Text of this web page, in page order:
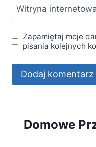
Witryna internetowa
Zapamiętaj moje
pisania kolejnych
Domowe